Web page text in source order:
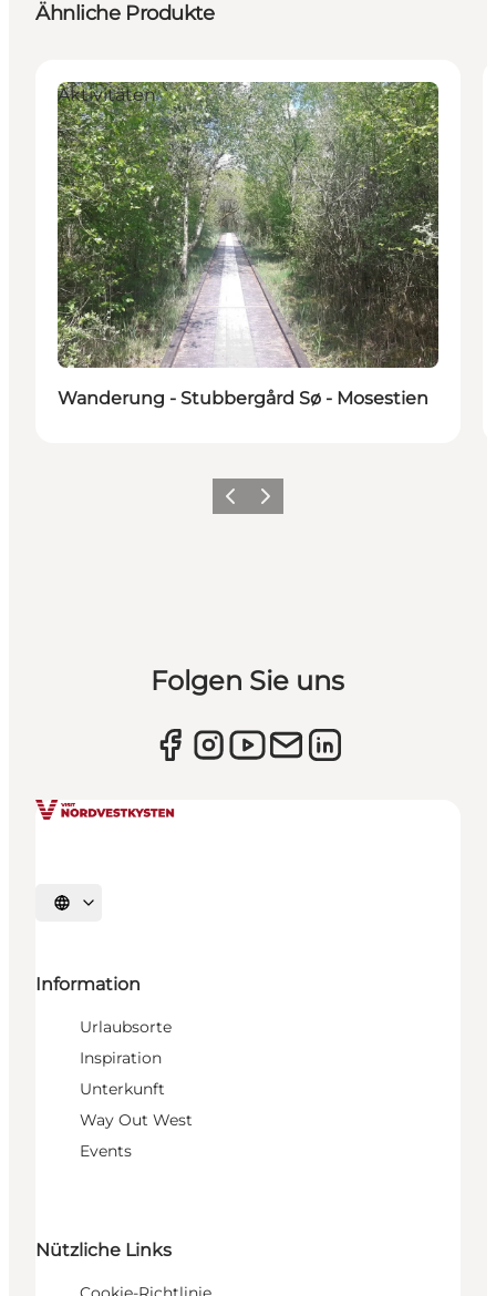
Ähnliche Produkte
Aktivitäten
Wanderung - Stubbergård Sø - Mosestien
ZurückWeiter
Folgen Sie uns
Sprache auswählen
Information
Urlaubsorte
Inspiration
Unterkunft
Way Out West
Events
Nützliche Links